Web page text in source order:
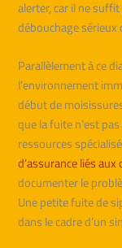
alerter, car il ne
débouchage sérieux
Parallèlement à ce
l’environnement
début de
que la fuite n’est
ressources
d’assurance liés
documenter le
Une petite fuite de
dans le cadre d’un